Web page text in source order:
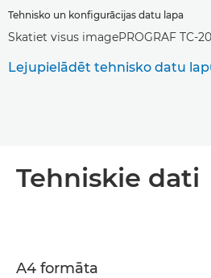
Tehnisko un konfigurācijas datu lapa
Skatiet visus imagePROGRAF TC-
Lejupielādēt tehnisko datu
Tehniskie dati
A4 formāta